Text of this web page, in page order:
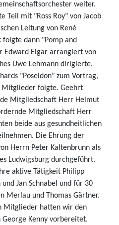
weiter.
Teil mit "Ross Roy" von Jacob
Leitung von René
folgte dann "Pomp and
Edward Elgar arrangiert von
Uwe Lehmann dirigierte.
"Poseidon" zum Vortrag,
folgte. Geehrt
Mitgliedschaft Herr Helmut
Mitgliedschaft Herr
beide aus gesundheitlichen
Die Ehrung der
Herrn Peter Kaltenbrunn als
Ludwigsburg durchgeführt.
aktive Tätigkeit Philipp
Jan Schnabel und für 30
Merlau und Thomas Gärtner.
Mitglieder hatten wir den
Kenny vorbereitet.